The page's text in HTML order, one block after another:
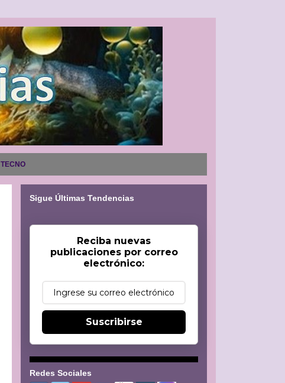
TECNO
Sigue Últimas Tendencias
Reciba nuevas
publicaciones por correo
electrónico:
Suscribirse
Redes Sociales